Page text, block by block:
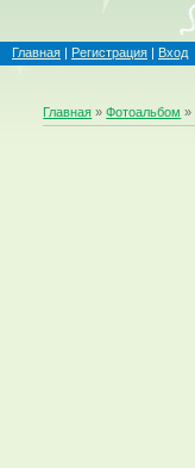
Главная | Регистрация | Вход
Главная »Фотоальбом »